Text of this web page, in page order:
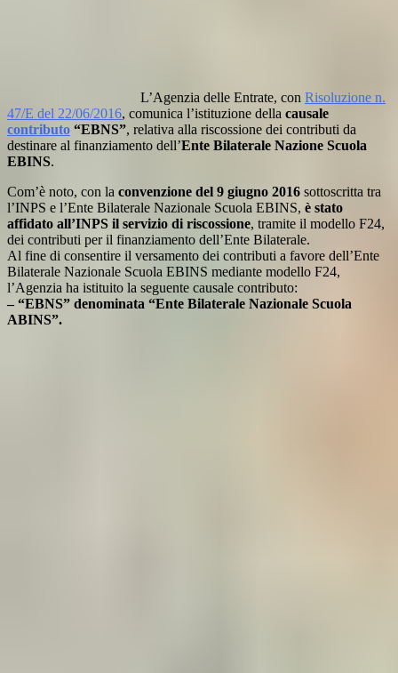
L’Agenzia delle Entrate, con Risoluzione n.
47/E del 22/06/2016, comunica l’istituzione della causale
contributo “EBNS”, relativa alla riscossione dei contributi da
destinare al finanziamento dell’Ente Bilaterale Nazione Scuola
EBINS.
Com’è noto, con la convenzione del 9 giugno 2016 sottoscritta tra
l’INPS e l’Ente Bilaterale Nazionale Scuola EBINS, è stato
affidato all’INPS il servizio di riscossione, tramite il modello F24,
dei contributi per il finanziamento dell’Ente Bilaterale.
Al fine di consentire il versamento dei contributi a favore dell’Ente
Bilaterale Nazionale Scuola EBINS mediante modello F24,
l’Agenzia ha istituito la seguente causale contributo:
– “EBNS” denominata “Ente Bilaterale Nazionale Scuola
ABINS”.